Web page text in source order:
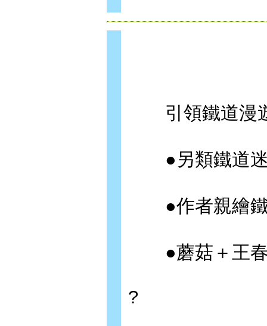
引領鐵道漫遊
●另類鐵道迷
●作者親繪鐵
●蘑菇＋王春
?